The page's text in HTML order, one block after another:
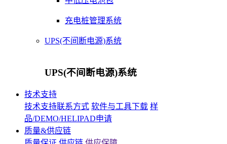
充电桩管理系统
UPS(不间断电源)系统
UPS(不间断电源)系统
技术支持
技术支持联系方式 软件与工具下载 样
品/DEMO/HELIPAD申请
质量&供应链